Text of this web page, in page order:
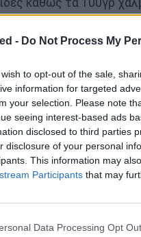
- Do Not Process My
to opt-out of the sale,
information for targeted
your selection. Please note
seeing interest-based ads
disclosed to third parties
disclosure of your personal
This information may
Participants that may
Data Processing Opt
τον χαλβά με
διότι έτσι οι θερμίδες